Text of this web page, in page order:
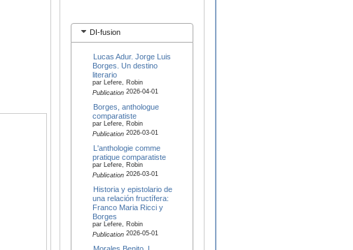
DI-fusion
Lucas Adur. Jorge Luis
Borges. Un destino
literario
par Lefere, Robin
Publication2026-04-01
Borges, anthologue
comparatiste
par Lefere, Robin
Publication2026-03-01
L'anthologie comme
pratique comparatiste
par Lefere, Robin
Publication2026-03-01
Historia y epistolario de
una relación fructífera:
Franco Maria Ricci y
Borges
par Lefere, Robin
Publication2026-05-01
Morales Benito, L.